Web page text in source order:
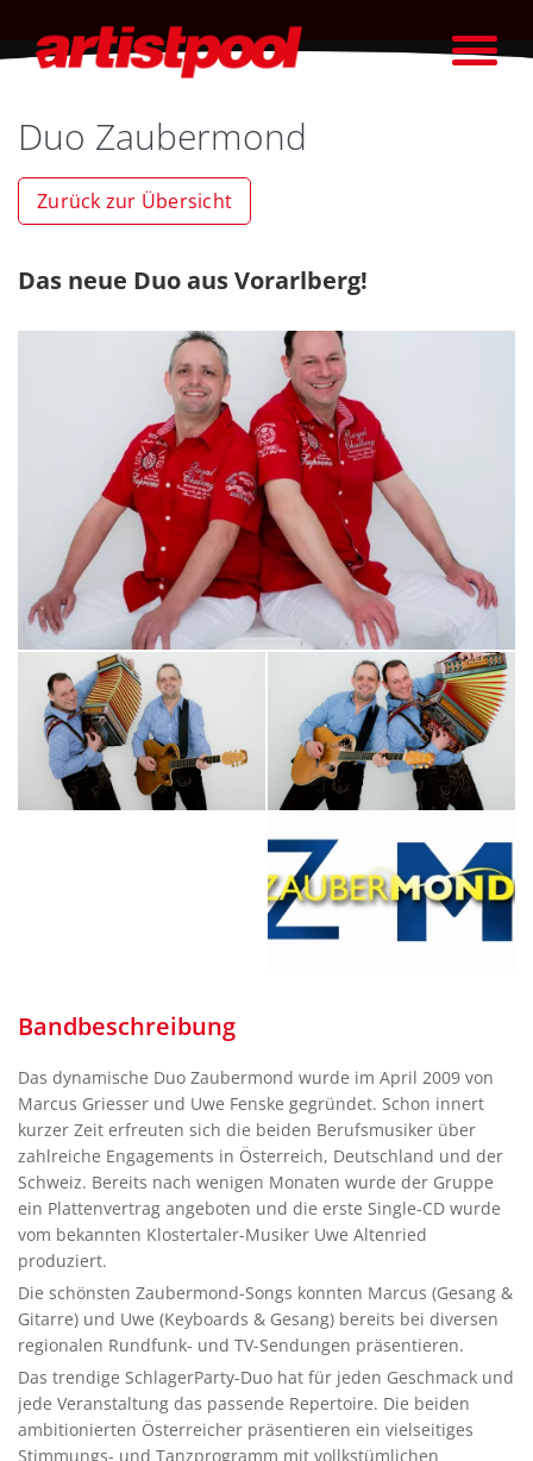
Duo Zaubermond
Zurück zur Übersicht
Das neue Duo aus Vorarlberg!
Bandbeschreibung
Das dynamische Duo Zaubermond wurde im April 2009 von
Marcus Griesser und Uwe Fenske gegründet. Schon innert
kurzer Zeit erfreuten sich die beiden Berufsmusiker über
zahlreiche Engagements in Österreich, Deutschland und der
Schweiz. Bereits nach wenigen Monaten wurde der Gruppe
ein Plattenvertrag angeboten und die erste Single-CD wurde
vom bekannten Klostertaler-Musiker Uwe Altenried
produziert.
Die schönsten Zaubermond-Songs konnten Marcus (Gesang &
Gitarre) und Uwe (Keyboards & Gesang) bereits bei diversen
regionalen Rundfunk- und TV-Sendungen präsentieren.
Das trendige SchlagerParty-Duo hat für jeden Geschmack und
jede Veranstaltung das passende Repertoire. Die beiden
ambitionierten Österreicher präsentieren ein vielseitiges
Stimmungs- und Tanzprogramm mit vollkstümlichen